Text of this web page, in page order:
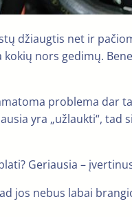
džiaugtis net ir
nors gedimų.
problema dar
yra „užlaukti“,
Geriausia –
jos nebus labai